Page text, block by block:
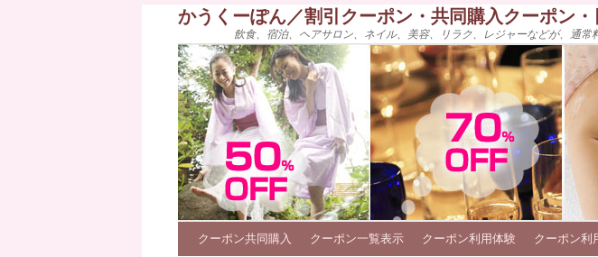
かうくーぽん／割引クーポン・共同購入クーポン
飲食、宿泊、ヘアサロン、ネイル、美容、リラク、レジャーなどが、通
クーポン共同購入 クーポン一覧表示 クーポン利用体験 クーポン利